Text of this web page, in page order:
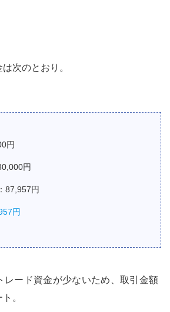
次のとおり。
円
円
87,957円
円
レード資金が少ないため、取引金額
。